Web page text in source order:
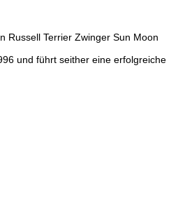
Russell Terrier Zwinger Sun Moon
und führt seither eine erfolgreiche